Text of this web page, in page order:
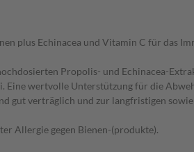
plus Echinacea und Vitamin C für das
Propolis- und Echinacea-
Eine wertvolle Unterstützung für die
gut verträglich und zur langfristigen
Allergie gegen Bienen-(produkte).